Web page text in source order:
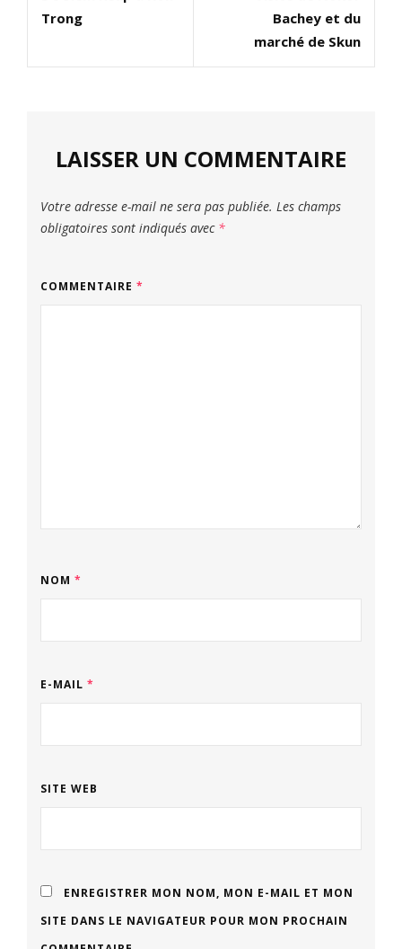
l’article
Trong
Bachey et du
marché de Skun
LAISSER UN COMMENTAIRE
Votre adresse e-mail ne sera pas publiée. Les champs
obligatoires sont indiqués avec *
COMMENTAIRE *
NOM *
E-MAIL *
SITE WEB
ENREGISTRER MON NOM, MON E-MAIL ET MON
SITE DANS LE NAVIGATEUR POUR MON PROCHAIN